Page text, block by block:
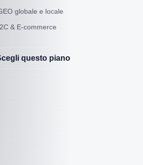
globale e locale
& E-commerce
questo piano